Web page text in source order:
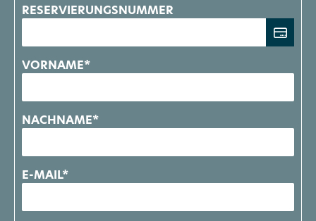
RESERVIERUNGSNUMMER
VORNAME*
NACHNAME*
E-MAIL*